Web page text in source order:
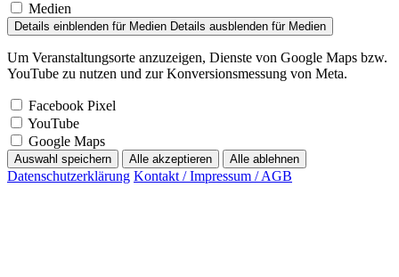
Medien
Details einblenden für Medien Details ausblenden für Medien
Um Veranstaltungsorte anzuzeigen, Dienste von Google Maps bzw.
YouTube zu nutzen und zur Konversionsmessung von Meta.
Facebook Pixel
YouTube
Google Maps
Auswahl speichern Alle akzeptieren Alle ablehnen
Datenschutzerklärung Kontakt / Impressum / AGB